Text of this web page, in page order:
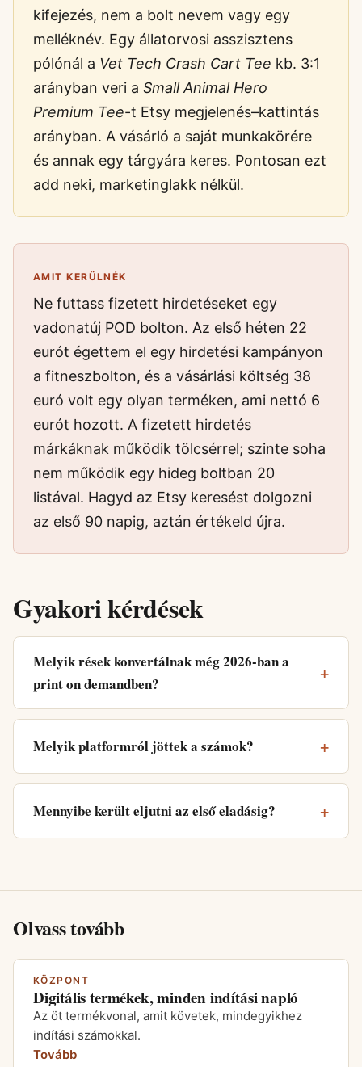
kifejezés, nem a bolt nevem vagy egy
melléknév. Egy állatorvosi asszisztens
pólónál a Vet Tech Crash Cart Tee kb. 3:1
arányban veri a Small Animal Hero
Premium Tee-t Etsy megjelenés–kattintás
arányban. A vásárló a saját munkakörére
és annak egy tárgyára keres. Pontosan ezt
add neki, marketinglakk nélkül.
AMIT KERÜLNÉK
Ne futtass fizetett hirdetéseket egy
vadonatúj POD bolton. Az első héten 22
eurót égettem el egy hirdetési kampányon
a fitneszbolton, és a vásárlási költség 38
euró volt egy olyan terméken, ami nettó 6
eurót hozott. A fizetett hirdetés
márkáknak működik tölcsérrel; szinte soha
nem működik egy hideg boltban 20
listával. Hagyd az Etsy keresést dolgozni
az első 90 napig, aztán értékeld újra.
Gyakori kérdések
Melyik rések konvertálnak még 2026-ban a
print on demandben?
Melyik platformról jöttek a számok?
Mennyibe került eljutni az első eladásig?
Olvass tovább
KÖZPONT
Digitális termékek, minden indítási napló
Az öt termékvonal, amit követek, mindegyikhez
indítási számokkal.
Tovább